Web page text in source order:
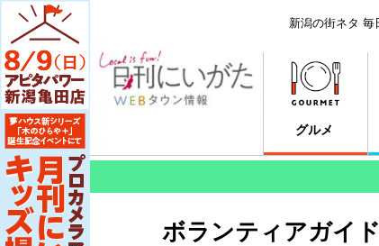
新潟の街ネタ 毎
グルメ
ボランティアガイ